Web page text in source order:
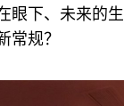
眼下、未来的
常规？